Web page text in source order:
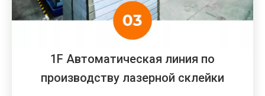
1F Автоматическая линия по
производству лазерной склейки